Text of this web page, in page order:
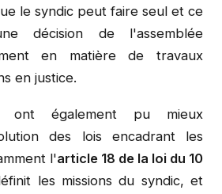
le syndic peut faire seul et ce
décision de l'assemblée
en matière de travaux
en justice.
ont également pu mieux
des lois encadrant les
l'article 18 de la loi du 10
les missions du syndic, et